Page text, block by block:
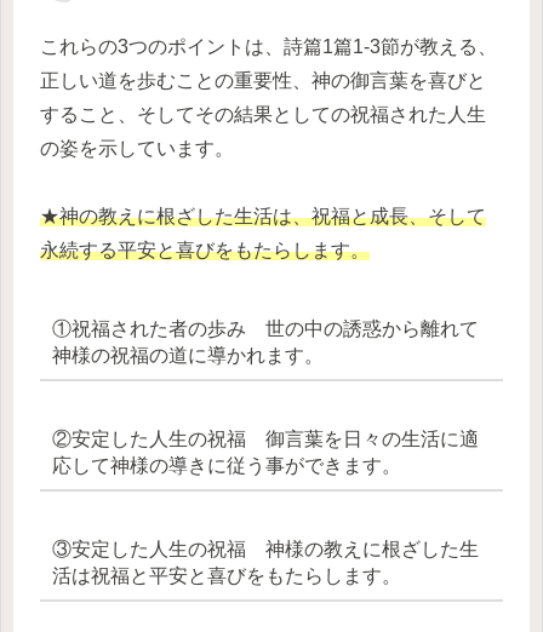
これらの3つのポイントは、詩篇1篇1-3節が教える、
正しい道を歩むことの重要性、神の御言葉を喜びと
すること、そしてその結果としての祝福された人生
の姿を示しています。
★神の教えに根ざした生活は、祝福と成長、そして
永続する平安と喜びをもたらします。
①祝福された者の歩み 世の中の誘惑から離れて
神様の祝福の道に導かれます。
②安定した人生の祝福 御言葉を日々の生活に適
応して神様の導きに従う事ができます。
③安定した人生の祝福 神様の教えに根ざした生
活は祝福と平安と喜びをもたらします。